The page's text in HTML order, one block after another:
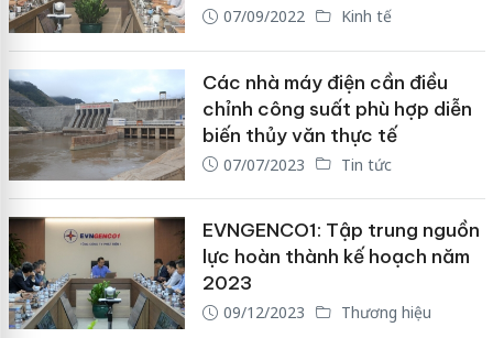
07/09/2022 Kinh tế
Các nhà máy điện cần điều
chỉnh công suất phù hợp diễn
biến thủy văn thực tế
07/07/2023 Tin tức
EVNGENCO1: Tập trung nguồn
lực hoàn thành kế hoạch năm
2023
09/12/2023 Thương hiệu